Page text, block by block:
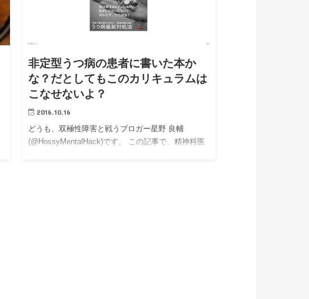
非定型うつ病の患者に書いた本か
な？だとしてもこのカリキュラムは
こなせないよ？
2016.10.16
どうも、双極性障害と戦うブロガー星野 良輔
(@HossyMentalHack)です。 この記事で、精神科医